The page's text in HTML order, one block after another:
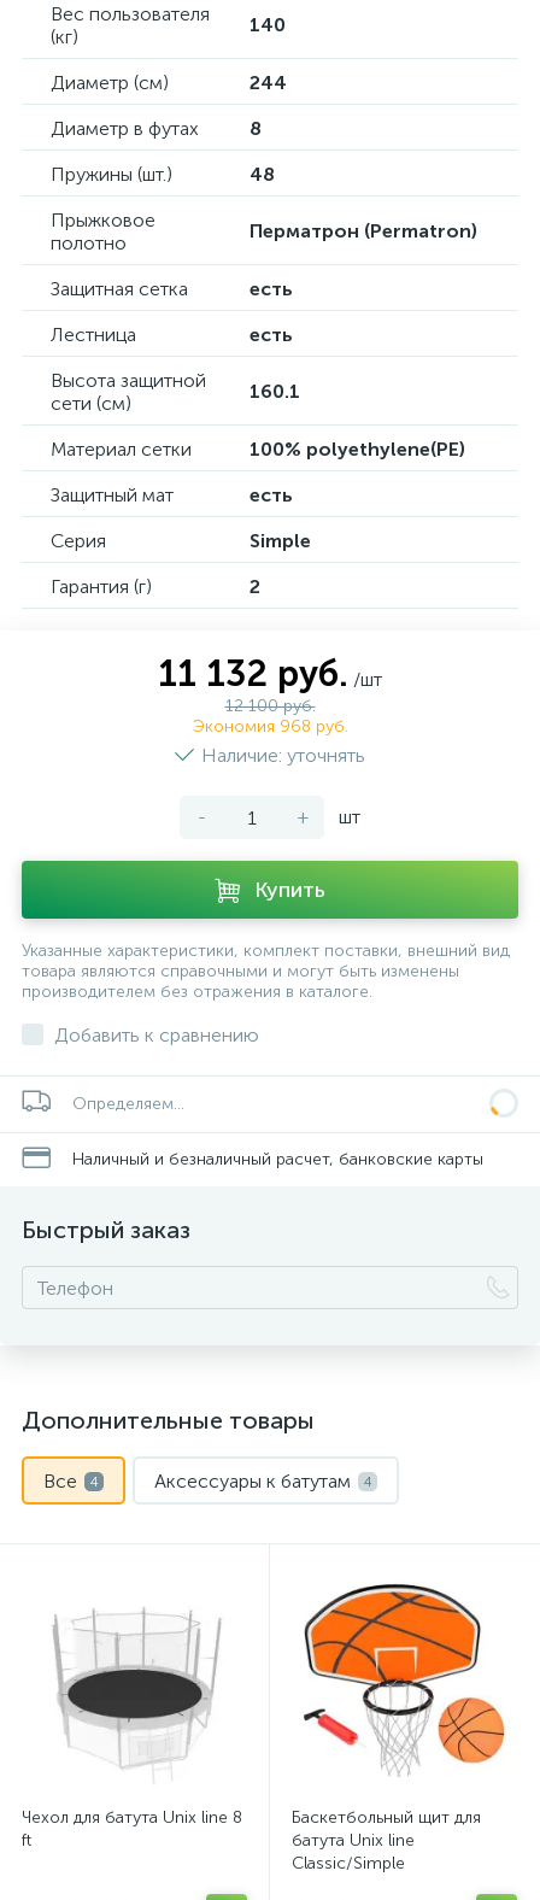
Вес пользователя
(кг)
140
Диаметр (см)
244
Диаметр в футах
8
Пружины (шт.)
48
Прыжковое
полотно
Перматрон (Permatron)
Защитная сетка
есть
Лестница
есть
Высота защитной
сети (см)
160.1
Материал сетки
100% polyethylene(PE)
Защитный мат
есть
Серия
Simple
Гарантия (г)
2
11 132 руб. /шт
12 100 руб.
Экономия 968 руб.
Наличие: уточнять
- + шт
Купить
Указанные характеристики, комплект поставки, внешний вид
товара являются справочными и могут быть изменены
производителем без отражения в каталоге.
Добавить к сравнению
Определяем...
Наличный и безналичный расчет, банковские карты
Быстрый заказ
Дополнительные товары
Все 4 Аксессуары к батутам 4
Чехол для батута Unix line 8
ft
Баскетбольный щит для
батута Unix line
Classic/Simple